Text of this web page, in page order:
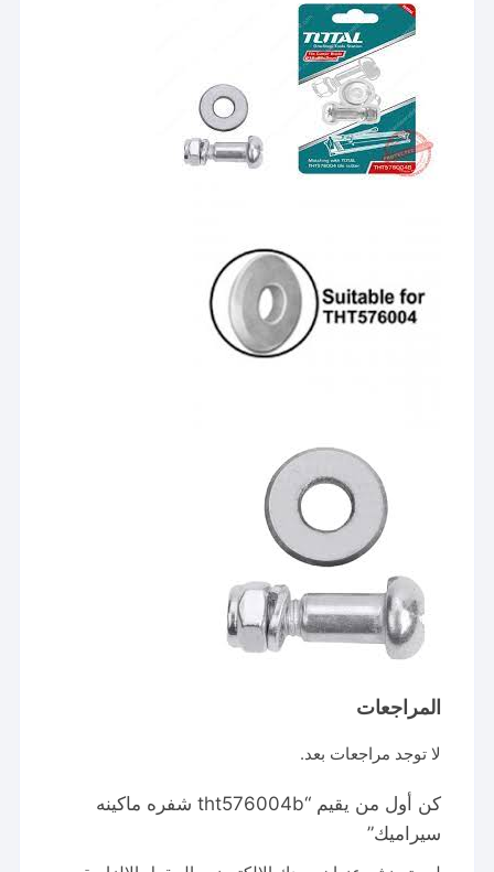
المراجعات
لا توجد مراجعات بعد.
كن أول من يقيم “tht576004b شفره ماكينه
سيراميك”